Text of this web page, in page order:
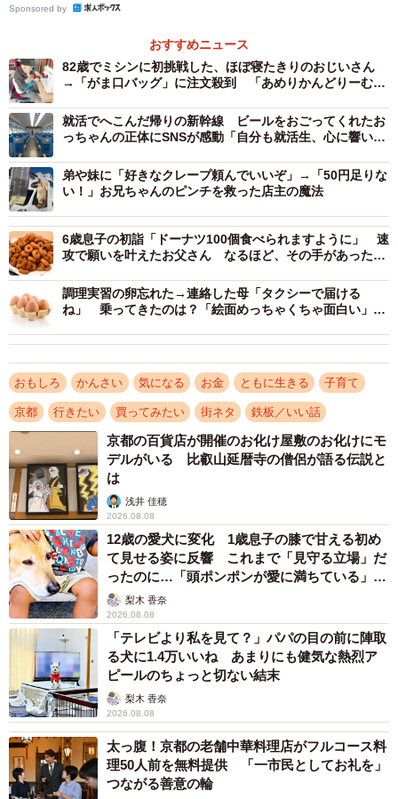
「いただきます」「ごちそうさま」の言葉とともに描いて
もらった。子どもたちが普段から気軽に入れるよう、５月
に駄菓子販売も始めた。
チケットの購入者は多い。小学生のきょうだいや、母親
と一緒に訪れた幼児らがチケットを利用し、藤井さんと雑
談をしながら食事を楽しむ。チケット購入者と子どもは面
識はないが、チケットを貼ったボードには「おおきくなれ
よ」といった購入者からのメッセージや、「とてもとても
ありがとう」などと子どものお礼が書かれている。藤井さ
んは「笑顔チケットはお客さんの力で支えてもらってい
る。ほっと一息つける場所として、さまざまな人の協力を
得ながらこの輪を広げていきたい」と語る。
Sponsored by
おすすめニュース
82歳でミシンに初挑戦した、ほぼ寝たきりのおじいさん
→「がま口バッグ」に注文殺到 「あめりかんどりーむみ
就活でへこんだ帰りの新幹線 ビールをおごってくれたお
っちゃんの正体にSNSが感動「自分も就活生、心に響い
弟や妹に「好きなクレープ頼んでいいぞ」→「50円足りな
い！」お兄ちゃんのピンチを救った店主の魔法
6歳息子の初詣「ドーナツ100個食べられますように」 速
攻で願いを叶えたお父さん なるほど、その手があった
調理実習の卵忘れた→連絡した母「タクシーで届ける
ね」 乗ってきたのは？「絵面めっちゃくちゃ面白い」16
おもしろ かんさい 気になる お金 ともに生きる 子育て
京都 行きたい 買ってみたい 街ネタ 鉄板／いい話
京都の百貨店が開催のお化け屋敷のお化けにモ
デルがいる 比叡山延暦寺の僧侶が語る伝説と
は
浅井 佳穂
2026.08.08
12歳の愛犬に変化 1歳息子の膝で甘える初め
て見せる姿に反響 これまで「見守る立場」だ
ったのに…「頭ポンポンが愛に満ちている」
「尊…」
梨木 香奈
2026.08.08
「テレビより私を見て？」パパの目の前に陣取
る犬に1.4万いいね あまりにも健気な熱烈ア
ピールのちょっと切ない結末
梨木 香奈
2026.08.08
太っ腹！京都の老舗中華料理店がフルコース料
理50人前を無料提供 「一市民としてお礼を」
つながる善意の輪